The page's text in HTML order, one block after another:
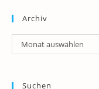
Archiv
Archiv
Monat auswählen
Suchen